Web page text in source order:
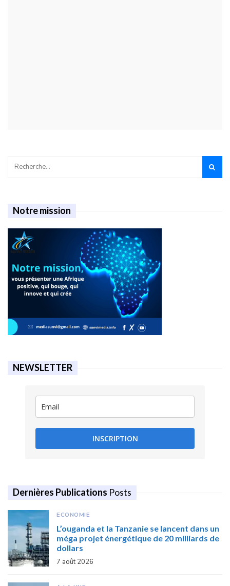
Notre mission
NEWSLETTER
INSCRIPTION
Dernières Publications Posts
ECONOMIE
L’ouganda et la Tanzanie se lancent dans un
méga projet énergétique de 20 milliards de
dollars
7 août 2026